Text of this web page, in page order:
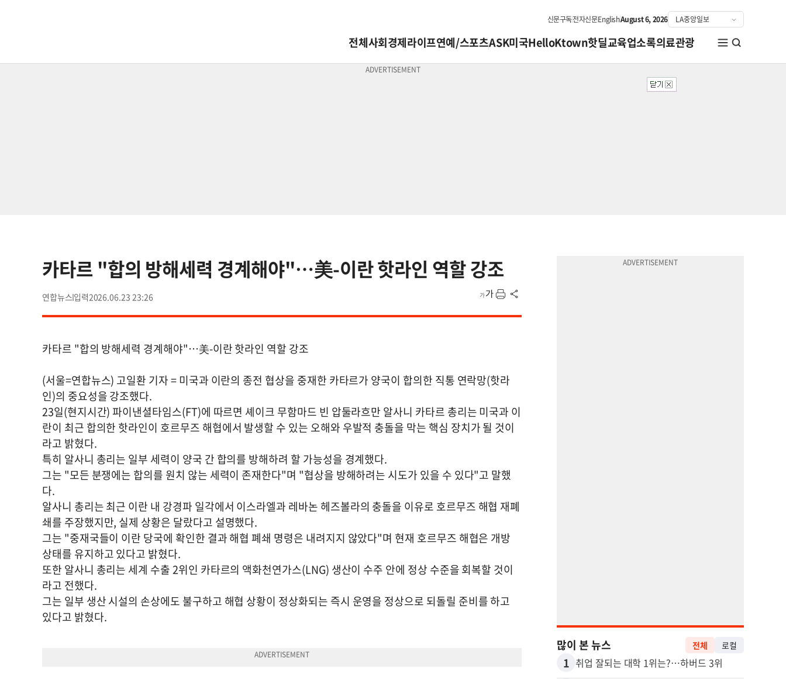
신문구독전자신문EnglishAugust 6, 2026
전체사회경제라이프연예/스포츠ASK미국HelloKtown핫딜교육업소록의료관광
카타르 "합의 방해세력 경계해야"…美-이란 핫라인 역할 강조
연합뉴스 2026.06.23 23:26
카타르 "합의 방해세력 경계해야"…美-이란 핫라인 역할 강조
(서울=연합뉴스) 고일환 기자 = 미국과 이란의 종전 협상을 중재한 카타르가 양국이 합의한 직통 연락망(핫라
인)의 중요성을 강조했다.
23일(현지시간) 파이낸셜타임스(FT)에 따르면 셰이크 무함마드 빈 압둘라흐만 알사니 카타르 총리는 미국과 이
란이 최근 합의한 핫라인이 호르무즈 해협에서 발생할 수 있는 오해와 우발적 충돌을 막는 핵심 장치가 될 것이
라고 밝혔다.
특히 알사니 총리는 일부 세력이 양국 간 합의를 방해하려 할 가능성을 경계했다.
그는 "모든 분쟁에는 합의를 원치 않는 세력이 존재한다"며 "협상을 방해하려는 시도가 있을 수 있다"고 말했
다.
알사니 총리는 최근 이란 내 강경파 일각에서 이스라엘과 레바논 헤즈볼라의 충돌을 이유로 호르무즈 해협 재폐
쇄를 주장했지만, 실제 상황은 달랐다고 설명했다.
그는 "중재국들이 이란 당국에 확인한 결과 해협 폐쇄 명령은 내려지지 않았다"며 현재 호르무즈 해협은 개방
상태를 유지하고 있다고 밝혔다.
또한 알사니 총리는 세계 수출 2위인 카타르의 액화천연가스(LNG) 생산이 수주 안에 정상 수준을 회복할 것이
라고 전했다.
그는 일부 생산 시설의 손상에도 불구하고 해협 상황이 정상화되는 즉시 운영을 정상으로 되돌릴 준비를 하고
있다고 밝혔다.
많이 본 뉴스 전체 로컬
1 취업 잘되는 대학 1위는?…하버드 3위